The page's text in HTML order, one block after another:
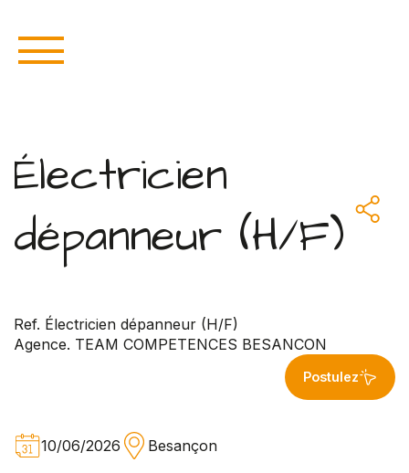
Électricien
dépanneur (H/F)
Ref. Électricien dépanneur (H/F)
Agence. TEAM COMPETENCES BESANCON
Postulez
10/06/2026 Besançon